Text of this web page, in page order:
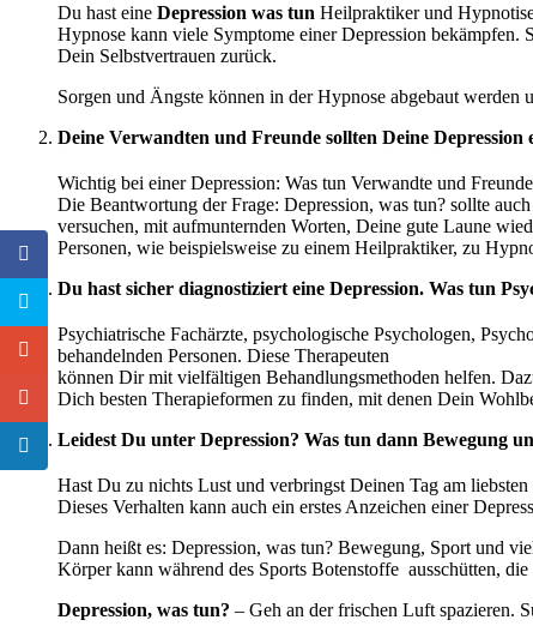
Du hast eine Depression was tun Heilpraktiker und
Hypnose kann viele Symptome einer Depression
Dein Selbstvertrauen zurück.
Sorgen und Ängste können in der Hypnose abgebaut
Deine Verwandten und Freunde sollten Deine Depression
Wichtig bei einer Depression: Was tun Verwandte und
Die Beantwortung der Frage: Depression, was tun? sollte
versuchen, mit aufmunternden Worten, Deine gute Laune
Personen, wie beispielsweise zu einem Heilpraktiker, zu
Du hast sicher diagnostiziert eine Depression. Was tun
Psychiatrische Fachärzte, psychologische Psychologen,
behandelnden Personen. Diese Therapeuten
können Dir mit vielfältigen Behandlungsmethoden helfen.
Dich besten Therapieformen zu finden, mit denen Dein
Leidest Du unter Depression? Was tun dann Bewegung
Hast Du zu nichts Lust und verbringst Deinen Tag am liebsten
Dieses Verhalten kann auch ein erstes Anzeichen einer
Dann heißt es: Depression, was tun? Bewegung, Sport und
Körper kann während des Sports Botenstoffe ausschütten,
Depression, was tun? – Geh an der frischen Luft spazieren.